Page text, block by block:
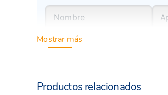
Mostrar más
Productos relacionados